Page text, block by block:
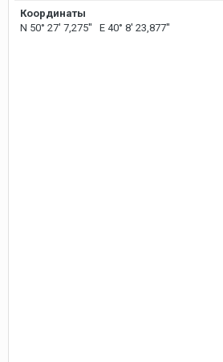
Координаты
N 50° 27' 7,275'' E 40° 8' 23,877''